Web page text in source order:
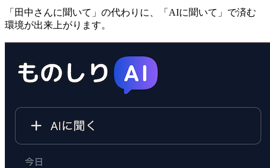
「田中さんに聞いて」の代わりに、「AIに聞いて」で済む
環境が出来上がります。